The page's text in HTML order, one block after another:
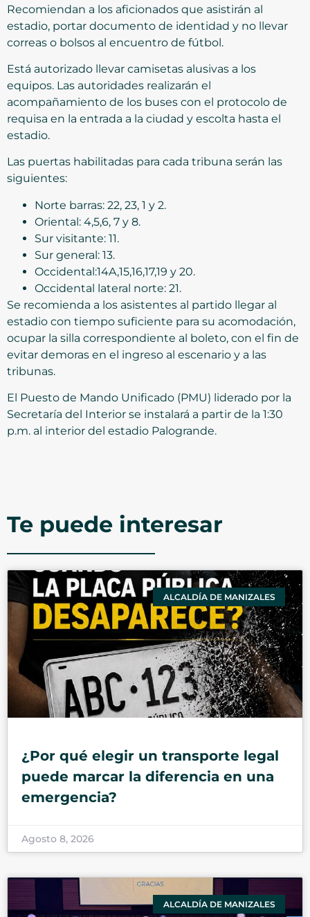
Recomiendan a los aficionados que asistirán al
estadio, portar documento de identidad y no llevar
correas o bolsos al encuentro de fútbol.
Está autorizado llevar camisetas alusivas a los
equipos. Las autoridades realizarán el
acompañamiento de los buses con el protocolo de
requisa en la entrada a la ciudad y escolta hasta el
estadio.
Las puertas habilitadas para cada tribuna serán las
siguientes:
Norte barras: 22, 23, 1 y 2.
Oriental: 4,5,6, 7 y 8.
Sur visitante: 11.
Sur general: 13.
Occidental:14A,15,16,17,19 y 20.
Occidental lateral norte: 21.
Se recomienda a los asistentes al partido llegar al
estadio con tiempo suficiente para su acomodación,
ocupar la silla correspondiente al boleto, con el fin de
evitar demoras en el ingreso al escenario y a las
tribunas.
El Puesto de Mando Unificado (PMU) liderado por la
Secretaría del Interior se instalará a partir de la 1:30
p.m. al interior del estadio Palogrande.
Te puede interesar
ALCALDÍA DE MANIZALES
¿Por qué elegir un transporte legal
puede marcar la diferencia en una
emergencia?
Agosto 8, 2026
ALCALDÍA DE MANIZALES